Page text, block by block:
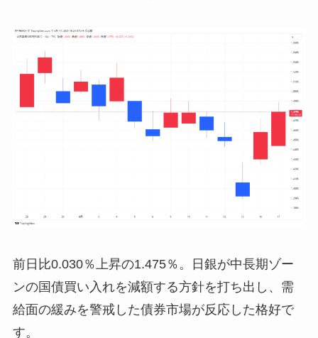
前日比0.030％上昇の1.475％。日銀が中長期ゾー
ンの国債買い入れを減額する方針を打ち出し、需
給面の緩みを警戒した債券市場が反応した格好で
す。